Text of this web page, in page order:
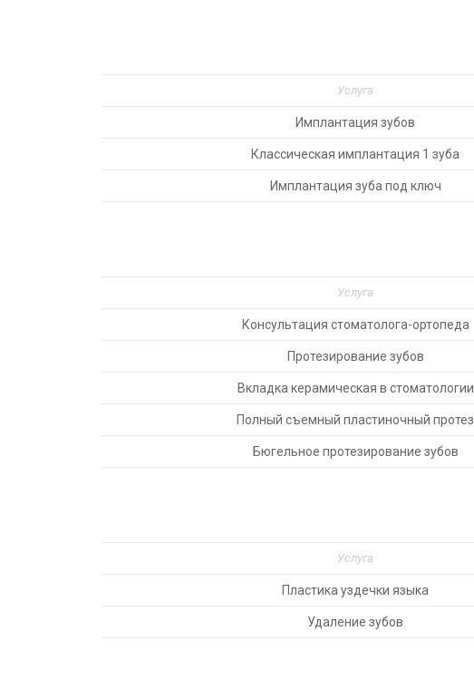
Услуга
Имплантация зубов
Классическая имплантация 1 зуба
Имплантация зуба под ключ
Услуга
Консультация стоматолога-ортопеда
Протезирование зубов
Вкладка керамическая в стоматологии
Полный съемный пластиночный протез
Бюгельное протезирование зубов
Услуга
Пластика уздечки языка
Удаление зубов